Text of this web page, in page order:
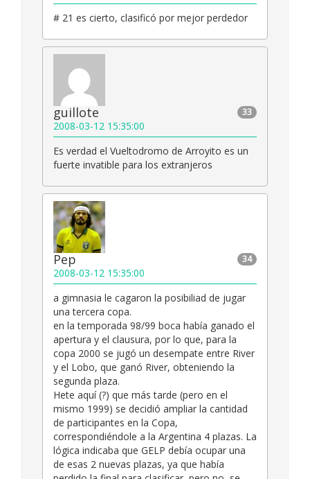
# 21 es cierto, clasificó por mejor perdedor
33
guillote
2008-03-12 15:35:00
Es verdad el Vueltodromo de Arroyito es un
fuerte invatible para los extranjeros
34
Pep
2008-03-12 15:35:00
a gimnasia le cagaron la posibiliad de jugar
una tercera copa.
en la temporada 98/99 boca había ganado el
apertura y el clausura, por lo que, para la
copa 2000 se jugó un desempate entre River
y el Lobo, que ganó River, obteniendo la
segunda plaza.
Hete aquí (?) que más tarde (pero en el
mismo 1999) se decidió ampliar la cantidad
de participantes en la Copa,
correspondiéndole a la Argentina 4 plazas. La
lógica indicaba que GELP debía ocupar una
de esas 2 nuevas plazas, ya que había